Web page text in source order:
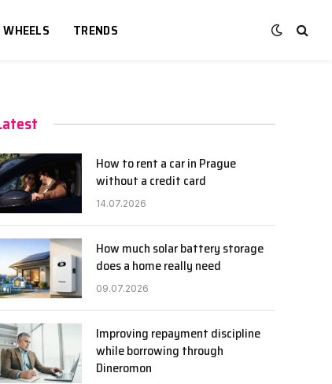
TRENDS
How to rent a car in Prague
without a credit card
14.07.2026
How much solar battery storage
does a home really need
09.07.2026
Improving repayment discipline
while borrowing through
Dineromon